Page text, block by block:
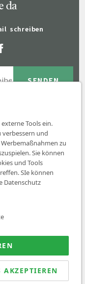
da
schreiben
Tools ein.
verbessern und
zu
Sie können
und Tools
SIe können
Datenschutz
AKZEPTIEREN